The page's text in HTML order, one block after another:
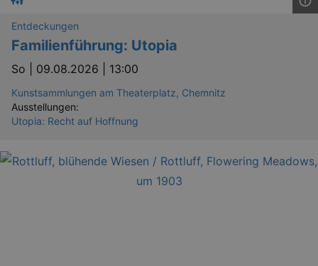
Entdeckungen
Familienführung: Utopia
So | 09.08.2026 | 13:00
Kunstsammlungen am Theaterplatz, Chemnitz
Ausstellungen:
Utopia: Recht auf Hoffnung